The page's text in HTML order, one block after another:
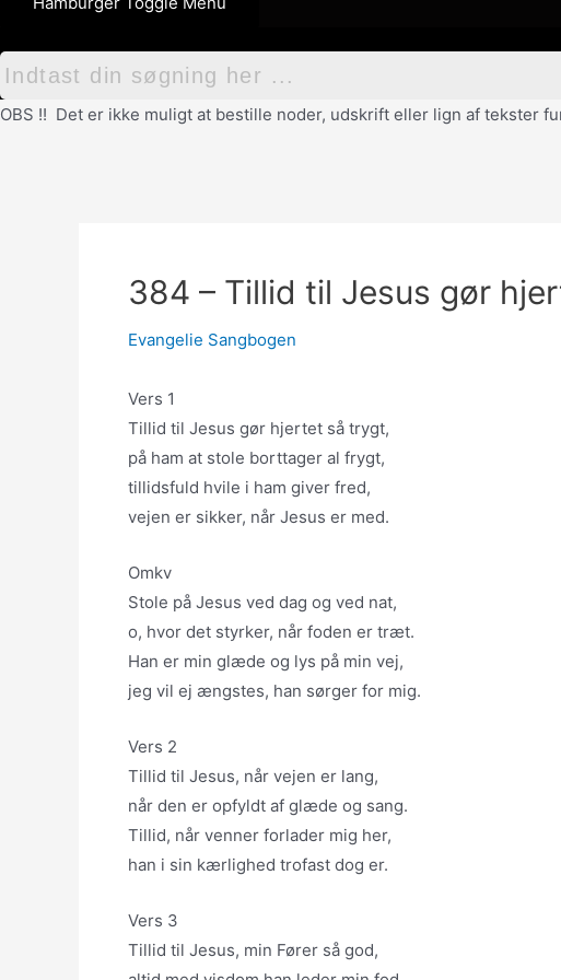
OBS !! Det er ikke muligt at bestille noder, udskrift eller lign af tekster
384 – Tillid til Jesus gør
Evangelie Sangbogen
Vers 1
Tillid til Jesus gør hjertet så trygt,
på ham at stole borttager al frygt,
tillidsfuld hvile i ham giver fred,
vejen er sikker, når Jesus er med.
Omkv
Stole på Jesus ved dag og ved nat,
o, hvor det styrker, når foden er træt.
Han er min glæde og lys på min vej,
jeg vil ej ængstes, han sørger for mig.
Vers 2
Tillid til Jesus, når vejen er lang,
når den er opfyldt af glæde og sang.
Tillid, når venner forlader mig her,
han i sin kærlighed trofast dog er.
Vers 3
Tillid til Jesus, min Fører så god,